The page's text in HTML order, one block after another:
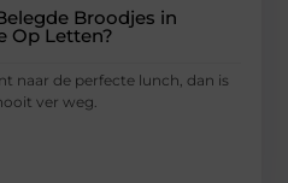
Broodjes in
Op Letten?
naar de perfecte lunch, dan is
ver weg.